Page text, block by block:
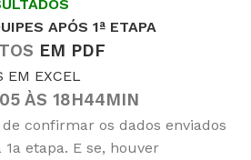
APÓS 1ª ETAPA
EM PDF
EM EXCEL
ÀS 18H44MIN
confirmar os dados enviados
etapa. E se, houver